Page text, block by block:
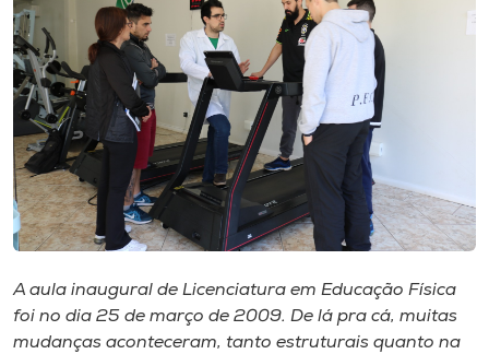
Diplomados
Cultura
CPA
Biblioteca
Editora
A aula inaugural de Licenciatura em Educação Física
foi no dia 25 de março de 2009. De lá pra cá, muitas
mudanças aconteceram, tanto estruturais quanto na